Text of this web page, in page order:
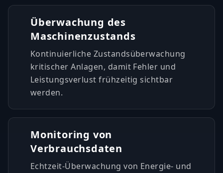
Überwachung des
Maschinenzustands
Kontinuierliche Zustandsüberwachung
kritischer Anlagen, damit Fehler und
Leistungsverlust frühzeitig sichtbar
werden.
Monitoring von
Verbrauchsdaten
Echtzeit-Überwachung von Energie- und